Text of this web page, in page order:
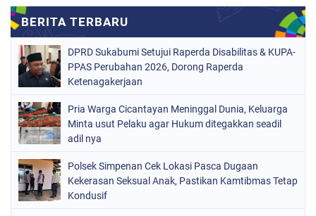
DPRD Sukabumi Setujui Raperda Disabilitas & KUPA-
PPAS Perubahan 2026, Dorong Raperda
Ketenagakerjaan
Pria Warga Cicantayan Meninggal Dunia, Keluarga
Minta usut Pelaku agar Hukum ditegakkan seadil
adil nya
Polsek Simpenan Cek Lokasi Pasca Dugaan
Kekerasan Seksual Anak, Pastikan Kamtibmas Tetap
Kondusif